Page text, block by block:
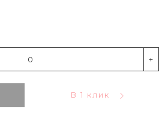
+
В 1 клик